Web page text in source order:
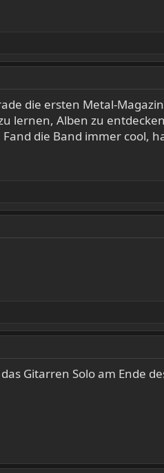
die ersten Metal-
lernen, Alben zu
die Band immer cool,
Gitarren Solo am Ende